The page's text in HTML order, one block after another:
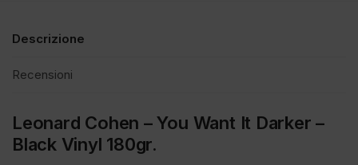
Descrizione
Recensioni
Leonard Cohen – You Want It Darker –
Black Vinyl 180gr.